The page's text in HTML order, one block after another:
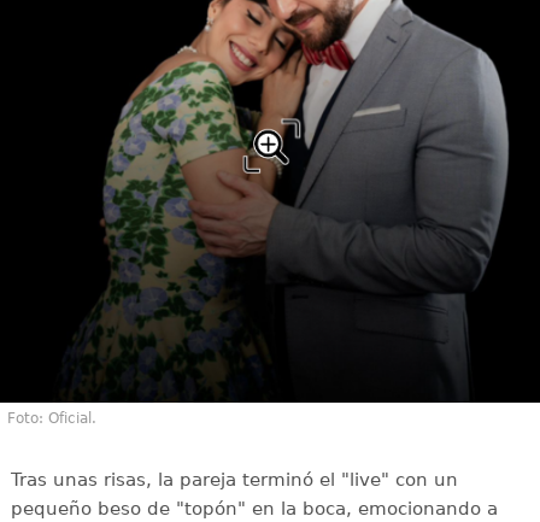
Foto: Oficial.
Tras unas risas, la pareja terminó el "live" con un
pequeño beso de "topón" en la boca, emocionando a